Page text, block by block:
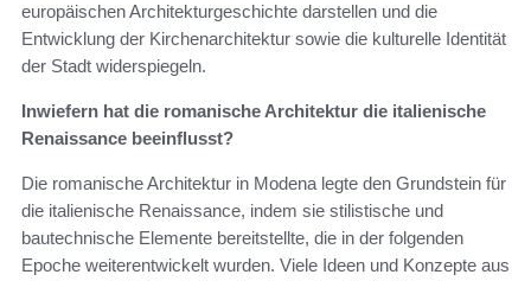
europäischen Architekturgeschichte darstellen und die
Entwicklung der Kirchenarchitektur sowie die kulturelle Identität
der Stadt widerspiegeln.
Inwiefern hat die romanische Architektur die italienische
Renaissance beeinflusst?
Die romanische Architektur in Modena legte den Grundstein für
die italienische Renaissance, indem sie stilistische und
bautechnische Elemente bereitstellte, die in der folgenden
Epoche weiterentwickelt wurden. Viele Ideen und Konzepte aus